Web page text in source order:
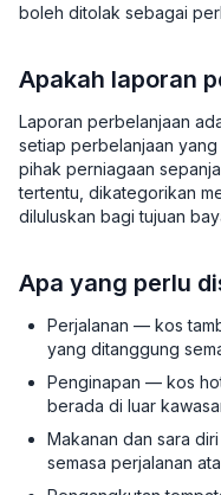
boleh ditolak sebagai
Apakah laporan
Laporan perbelanjaan
setiap perbelanjaan
pihak perniagaan
tertentu, dikategorikan
diluluskan bagi tujuan
Apa yang perlu
Perjalanan — kos
yang ditanggung
Penginapan — kos
berada di luar
Makanan dan sara
semasa perjalanan